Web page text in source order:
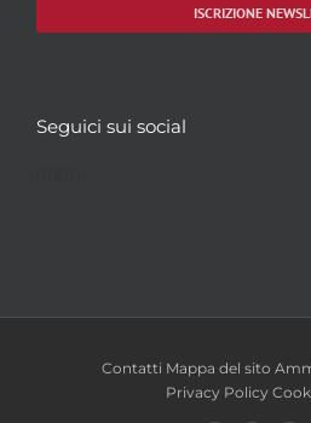
ISCRIZIONE
Seguici sui social
Contatti Mappa del sito
Privacy Policy